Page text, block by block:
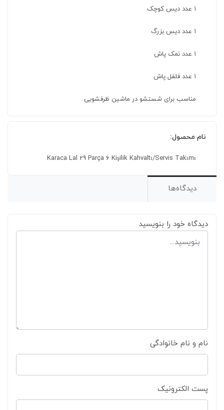
۱ عدد دیس کوچک
۱ عدد دیس بزرگ
۱ عدد نمک پاش
۱ عدد فلفل پاش
مناسب برای شستشو در ماشین ظرفشویی
نام محصول:
Karaca Lal 29 Parça 6 Kişilik Kahvaltı/Servis Takımı
دیدگاه‌ها
دیدگاه خود را بنویسید
نام و نام خانوادگی
پست الکترونیک